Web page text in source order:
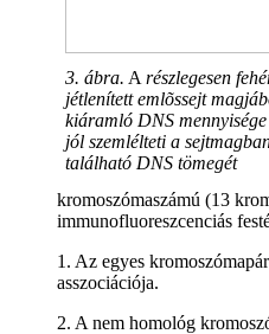
3. ábra. A részlegesen
jétlenített emlõssejt
kiáramló DNS mennyisége
jól szemlélteti a
található DNS tömegét
kromoszómaszámú (13
immunofluoreszcenciás
1. Az egyes
asszociációja.
2. A nem homológ